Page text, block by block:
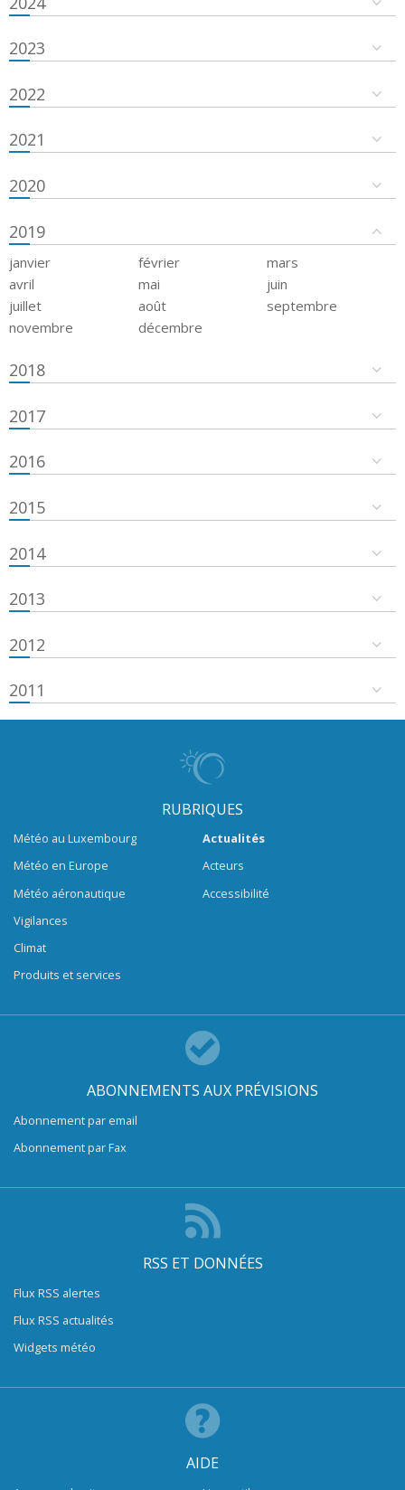
2023
2022
2021
2020
2019
janvier février
mars
avril
mai
juin
juillet
août
septembre
novembre
décembre
2018
2017
2016
2015
2014
2013
2012
2011
RUBRIQUES
Météo au Luxembourg
Météo en Europe
Météo aéronautique
Vigilances
Climat
Produits et services
Actualités
Acteurs
Accessibilité
ABONNEMENTS AUX PRÉVISIONS
Abonnement par email
Abonnement par Fax
RSS ET DONNÉES
Flux RSS alertes
Flux RSS actualités
Widgets météo
AIDE